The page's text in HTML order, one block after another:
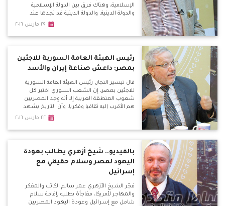
الإسلامية، وهناك فرق بين الدولة الإسلامية
والدولة الدينية، والدولة الدينية قد نجدها عند
٢٩ مارس ٢٠١٦
رئيس الهيئة العامة السورية للاجئين
بمصر: داعش صناعة إيران والأسد
قال تيسير النجار، رئيس الهيئة العامة السورية
للاجئين بمصر، إن الشعب السوري اختبر كل
شعوب المنطقة العربية إلا أنه وجد المصريين
هم الأقرب إليه ثقافيا وفكريا، وأن التاريخ يشهد
علي ذلك بأن الوحدة بين المصريين والشام دائما
الثقافي وحتى الطائفي واحد.
٢٢ مارس ٢٠١٦
بالفيديو.. شيخ أزهري يطالب بعودة
اليهود لمصر وسلام حقيقي مع
إسرائيل
فجّر الشيخ الأزهري عمر سالم الكاتب والمفكر
والمهاجر لأمريكا، مفاجأة بطلبه بإقامة سلام
شامل مع إسرائيل وعودة اليهود المصريين